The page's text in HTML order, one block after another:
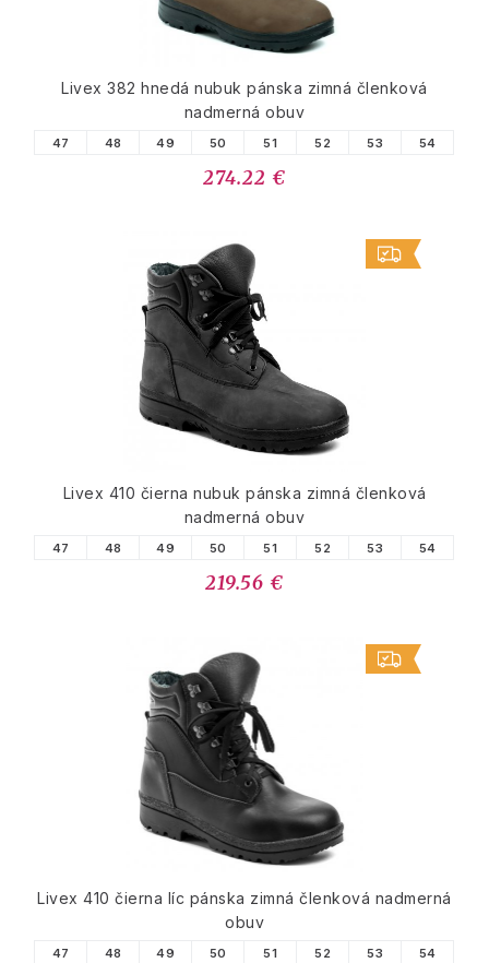
Livex 382 hnedá nubuk pánska zimná členková
nadmerná obuv
47 48 49 50 51 52 53 54
274.22 €
Livex 410 čierna nubuk pánska zimná členková
nadmerná obuv
47 48 49 50 51 52 53 54
219.56 €
Livex 410 čierna líc pánska zimná členková nadmerná
obuv
47 48 49 50 51 52 53 54